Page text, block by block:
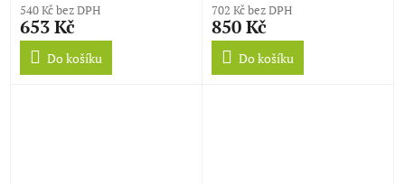
540 Kč bez DPH
653 Kč
Do košíku
702 Kč bez DPH
850 Kč
Do košíku